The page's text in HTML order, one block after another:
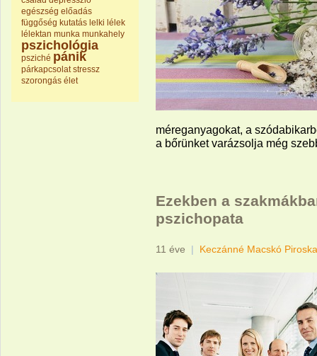
egészség előadás
függőség kutatás lelki lélek
lélektan munka munkahely
pszichológia
psziché pánik
párkapcsolat stressz
szorongás élet
méreganyagokat, a
a bőrünket varázsolja még
Ezekben a
pszichopata
11 éve | Keczánné Macskó Piroska